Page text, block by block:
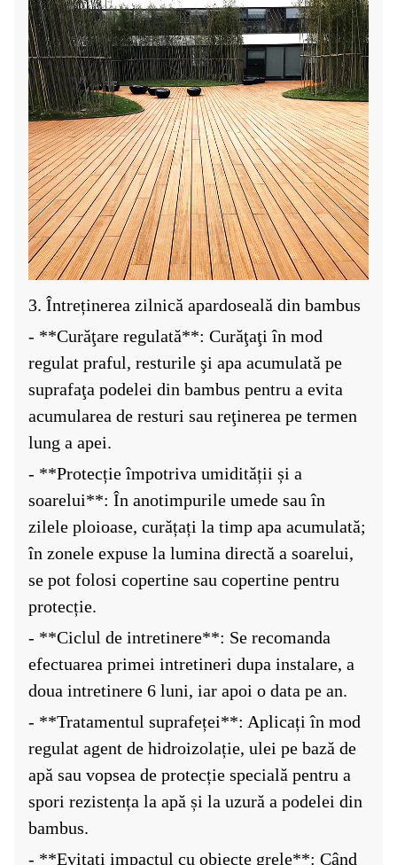
3. Întreținerea zilnică apardoseală din bambus
- **Curăţare regulată**: Curăţaţi în mod
regulat praful, resturile şi apa acumulată pe
suprafaţa podelei din bambus pentru a evita
acumularea de resturi sau reţinerea pe termen
lung a apei.
- **Protecție împotriva umidității și a
soarelui**: În anotimpurile umede sau în
zilele ploioase, curățați la timp apa acumulată;
în zonele expuse la lumina directă a soarelui,
se pot folosi copertine sau copertine pentru
protecție.
- **Ciclul de intretinere**: Se recomanda
efectuarea primei intretineri dupa instalare, a
doua intretinere 6 luni, iar apoi o data pe an.
- **Tratamentul suprafeței**: Aplicați în mod
regulat agent de hidroizolație, ulei pe bază de
apă sau vopsea de protecție specială pentru a
spori rezistența la apă și la uzură a podelei din
bambus.
- **Evitați impactul cu obiecte grele**: Când